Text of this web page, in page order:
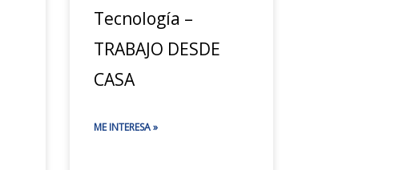
Tecnología –
TRABAJO DESDE
CASA
ME INTERESA »